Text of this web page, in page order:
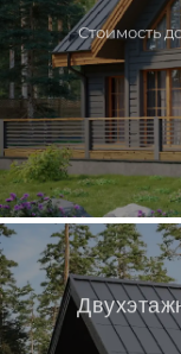
Стоимость